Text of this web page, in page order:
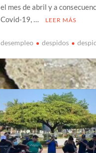
el mes de abril y a
Covid-19, …
LEER MÁS
desempleo despidos